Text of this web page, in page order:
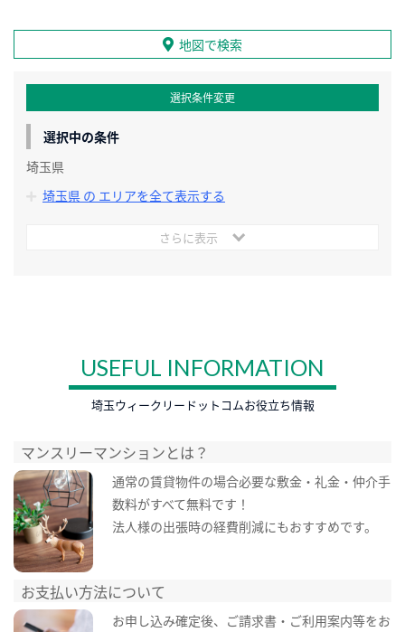
地図で検索
選択条件変更
選択中の条件
埼玉県
埼玉県 の エリアを全て表示する
さらに表示
USEFUL INFORMATION
埼玉ウィークリードットコムお役立ち情報
マンスリーマンションとは？
通常の賃貸物件の場合必要な敷金・礼金・仲介手
数料がすべて無料です！
法人様の出張時の経費削減にもおすすめです。
お支払い方法について
お申し込み確定後、ご請求書・ご利用案内等をお